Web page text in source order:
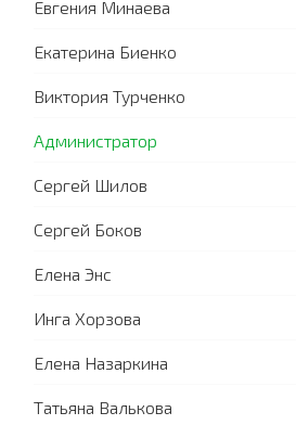
Евгения Минаева
Екатерина Биенко
Виктория Турченко
Администратор
Сергей Шилов
Сергей Боков
Елена Энс
Инга Хорзова
Елена Назаркина
Татьяна Валькова